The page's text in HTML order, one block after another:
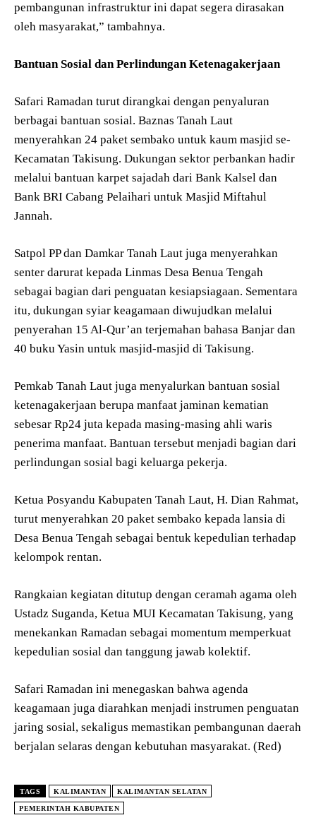
pembangunan infrastruktur ini dapat segera dirasakan
oleh masyarakat,” tambahnya.
Bantuan Sosial dan Perlindungan Ketenagakerjaan
Safari Ramadan turut dirangkai dengan penyaluran
berbagai bantuan sosial. Baznas Tanah Laut
menyerahkan 24 paket sembako untuk kaum masjid se-
Kecamatan Takisung. Dukungan sektor perbankan hadir
melalui bantuan karpet sajadah dari Bank Kalsel dan
Bank BRI Cabang Pelaihari untuk Masjid Miftahul
Jannah.
Satpol PP dan Damkar Tanah Laut juga menyerahkan
senter darurat kepada Linmas Desa Benua Tengah
sebagai bagian dari penguatan kesiapsiagaan. Sementara
itu, dukungan syiar keagamaan diwujudkan melalui
penyerahan 15 Al-Qur’an terjemahan bahasa Banjar dan
40 buku Yasin untuk masjid-masjid di Takisung.
Pemkab Tanah Laut juga menyalurkan bantuan sosial
ketenagakerjaan berupa manfaat jaminan kematian
sebesar Rp24 juta kepada masing-masing ahli waris
penerima manfaat. Bantuan tersebut menjadi bagian dari
perlindungan sosial bagi keluarga pekerja.
Ketua Posyandu Kabupaten Tanah Laut, H. Dian Rahmat,
turut menyerahkan 20 paket sembako kepada lansia di
Desa Benua Tengah sebagai bentuk kepedulian terhadap
kelompok rentan.
Rangkaian kegiatan ditutup dengan ceramah agama oleh
Ustadz Suganda, Ketua MUI Kecamatan Takisung, yang
menekankan Ramadan sebagai momentum memperkuat
kepedulian sosial dan tanggung jawab kolektif.
Safari Ramadan ini menegaskan bahwa agenda
keagamaan juga diarahkan menjadi instrumen penguatan
jaring sosial, sekaligus memastikan pembangunan daerah
berjalan selaras dengan kebutuhan masyarakat. (Red)
TAGS KALIMANTAN KALIMANTAN SELATAN
PEMERINTAH KABUPATEN